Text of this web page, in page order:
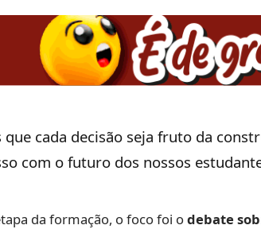
que cada decisão seja fruto da
com o futuro dos nossos
da formação, o foco foi odebate